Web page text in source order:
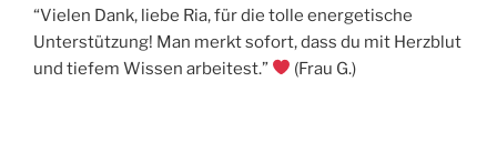
“Vielen Dank, liebe Ria, für die tolle energetische
Unterstützung! Man merkt sofort, dass du mit Herzblut
und tiefem Wissen arbeitest.”
(Frau G.)